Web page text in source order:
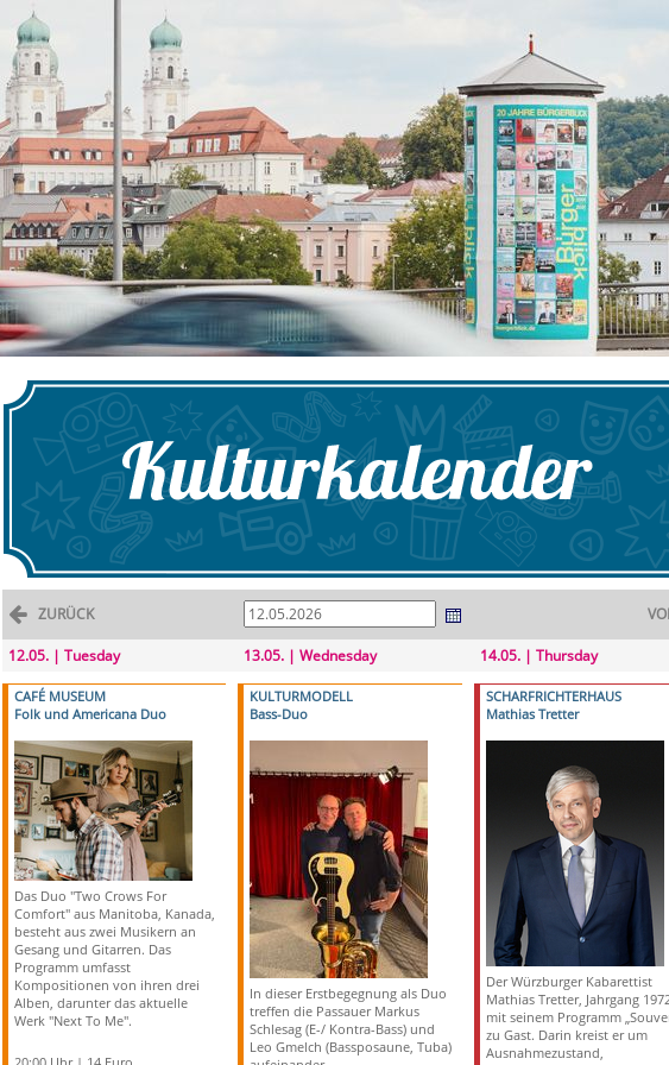
ZURÜCK
12.05. | Tuesday
CAFÉ MUSEUM
Folk und Americana Duo
Das Duo "Two Crows For
Comfort" aus Manitoba, Kanada,
besteht aus zwei Musikern an
Gesang und Gitarren. Das
Programm umfasst
Kompositionen von ihren drei
Alben, darunter das aktuelle
Werk "Next To Me".
13.05. | Wednesday
KULTURMODELL
Bass-Duo
In dieser Erstbegegnung als Duo
treffen die Passauer Markus
Schlesag (E-/ Kontra-Bass) und
Leo Gmelch (Bassposaune, Tuba)
14.05. | Thursday
SCHARFRICHTERHAUS
Mathias Tretter
Der Würzburger Kabarettist
Mathias Tretter, Jahrgang
mit seinem Programm
zu Gast. Darin kreist er um
Ausnahmezustand,